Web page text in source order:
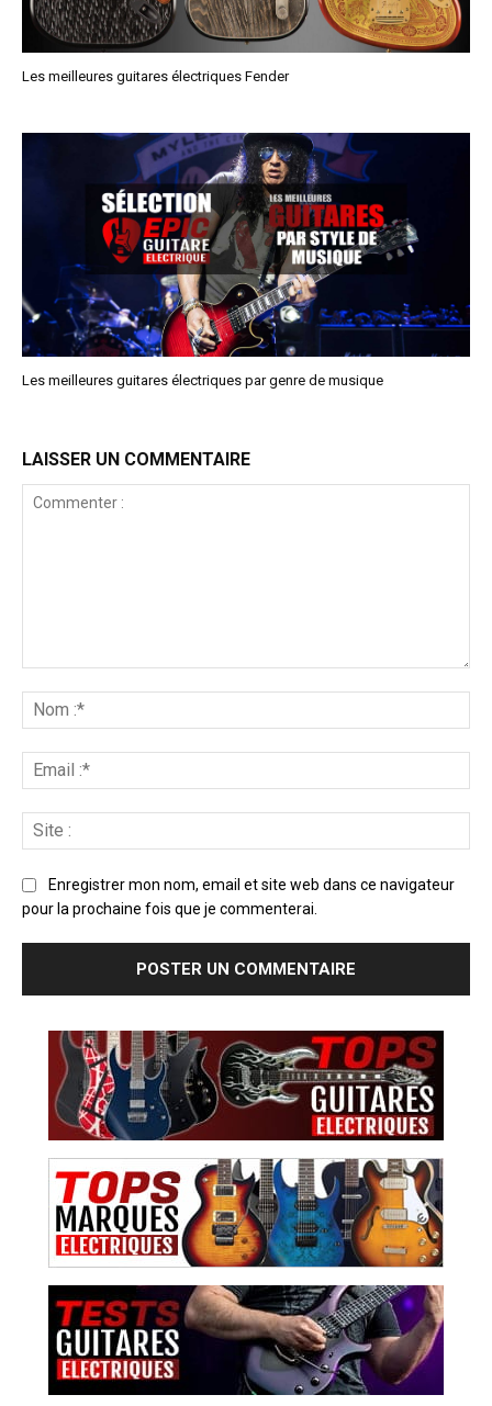
Les meilleures guitares électriques Fender
Les meilleures guitares électriques par genre de musique
LAISSER UN COMMENTAIRE
Enregistrer mon nom, email et site web dans ce navigateur
pour la prochaine fois que je commenterai.